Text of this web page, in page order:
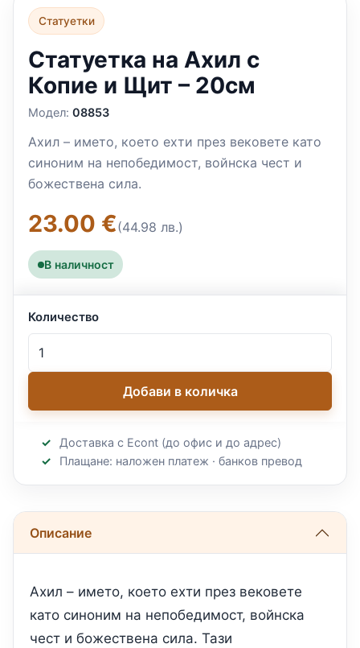
Статуетки
Статуетка на Ахил с
Копие и Щит – 20см
Модел:08853
Ахил – името, което ехти през вековете като
синоним на непобедимост, войнска чест и
божествена сила.
23.00 €(44.98 лв.)
В наличност
Количество
Добави в количка
Доставка с Econt (до офис и до адрес)
Плащане: наложен платеж · банков превод
Описание
Ахил – името, което ехти през вековете
като синоним на непобедимост, войнска
чест и божествена сила. Тази